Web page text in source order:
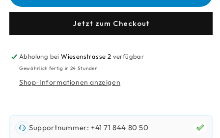
BecherturmBecherturm
Jetzt zum Checkout
Abholung beiWiesenstrasse 2 verfügbar
Gewöhnlich fertig in 24 Stunden
Shop-Informationen anzeigen
Supportnummer: +41 71 844 80 50